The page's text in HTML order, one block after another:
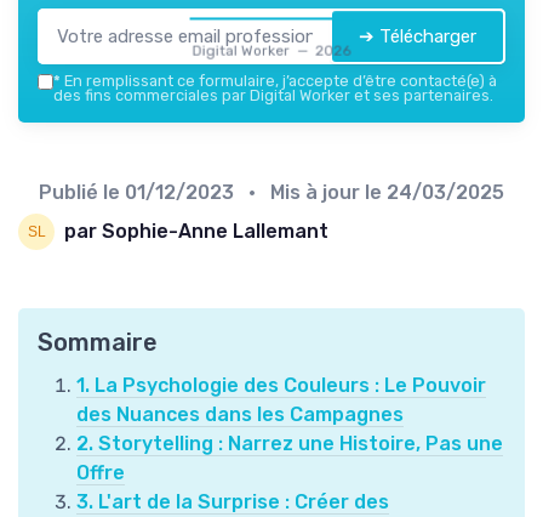
Digital Worker — 2026
➔ Télécharger
* En remplissant ce formulaire, j’accepte d’être contacté(e) à
des fins commerciales par Digital Worker et ses partenaires.
Publié le 01/12/2023 • Mis à jour le 24/03/2025
par Sophie-Anne Lallemant
Sommaire
1. La Psychologie des Couleurs : Le Pouvoir
des Nuances dans les Campagnes
2. Storytelling : Narrez une Histoire, Pas une
Offre
3. L'art de la Surprise : Créer des